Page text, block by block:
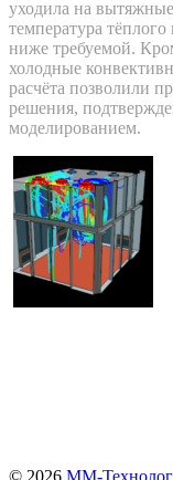
уходила на
температура
ниже требуемой.
холодные
расчёта позволили
решения,
моделированием.
© 2026 ММ-